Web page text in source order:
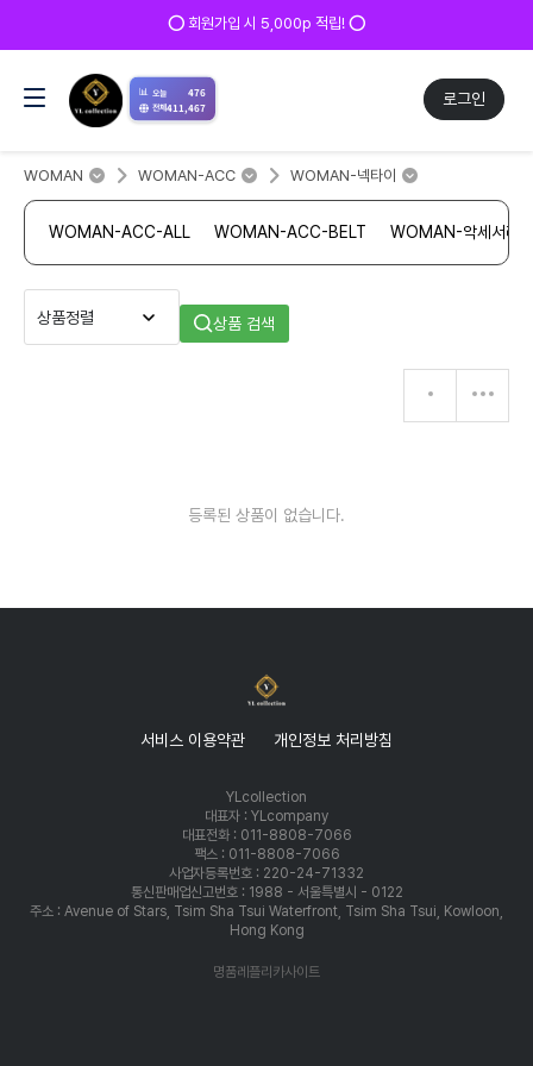
⭕ 회원가입 시 5,000p 적립! ⭕
로그인
📊 오늘 476
전체411,467
WOMAN WOMAN-ACC WOMAN-넥타이
WOMAN-ACC-ALL WOMAN-ACC-BELT WOMAN-악세서리
상품 검색
등록된 상품이 없습니다.
서비스 이용약관 개인정보 처리방침
YLcollection
대표자 : YLcompany
대표전화 : 011-8808-7066
팩스 : 011-8808-7066
사업자등록번호 : 220-24-71332
통신판매업신고번호 : 1988 - 서울특별시 - 0122
주소 : Avenue of Stars, Tsim Sha Tsui Waterfront, Tsim Sha Tsui, Kowloon,
Hong Kong
명품레플리카사이트